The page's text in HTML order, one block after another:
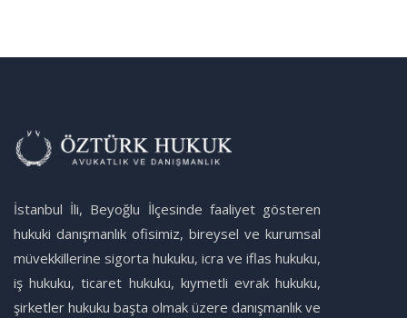
İstanbul İli, Beyoğlu İlçesinde faaliyet gösteren
hukuki danışmanlık ofisimiz, bireysel ve kurumsal
müvekkillerine sigorta hukuku, icra ve iflas hukuku,
iş hukuku, ticaret hukuku, kıymetli evrak hukuku,
şirketler hukuku başta olmak üzere danışmanlık ve